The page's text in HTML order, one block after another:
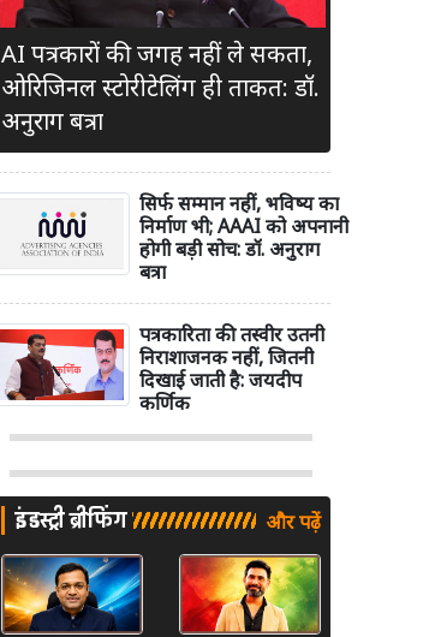
AI पत्रकारों की जगह नहीं ले सकता,
ओरिजिनल स्टोरीटेलिंग ही ताकत: डॉ.
अनुराग बत्रा
सिर्फ सम्मान नहीं, भविष्य का
निर्माण भी; AAAI को अपनानी
होगी बड़ी सोच: डॉ. अनुराग
बत्रा
पत्रकारिता की तस्वीर उतनी
निराशाजनक नहीं, जितनी
दिखाई जाती है: जयदीप
कर्णिक
इंडस्ट्री ब्रीफिंग और पढ़ें